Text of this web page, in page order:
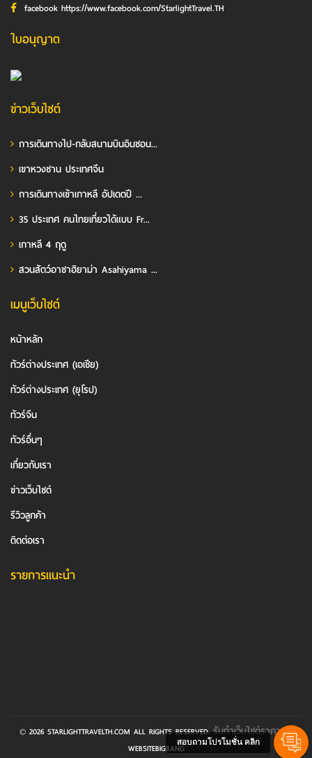
facebook https://www.facebook.com/StarlightTravel.TH
ใบอนุญาต
ข่าวเว็บไซต์
การเดินทางไป-กลับสนามบินอินชอน...
เขาหวงซาน ประเทศจีน
การเดินทางเข้าเกาหลี อัปเดตปี ...
35 ประเทศ คนไทยเที่ยวได้แบบ Fr...
เกาหลี 4 ฤดู
สวนสัตว์อาซาฮิยาม่า Asahiyama ...
เมนูเว็บไซต์
หน้าหลัก
ทัวร์ต่างประเทศ (เอเชีย)
ทัวร์ต่างประเทศ (ยุโรป)
ทัวร์จีน
ทัวร์อื่นๆ
เกี่ยวกับเรา
ข่าวเว็บไซต์
รีวิวลูกค้า
ติดต่อเรา
รายการแนะนำ
© 2026 STARLIGHTTRAVELTH.COM ALL RIGHTS RESERVED.รับทําเว็บไซต์ราคาBY
WEBSITEBIGBANGสอบถามโปรโมชั่น คลิก